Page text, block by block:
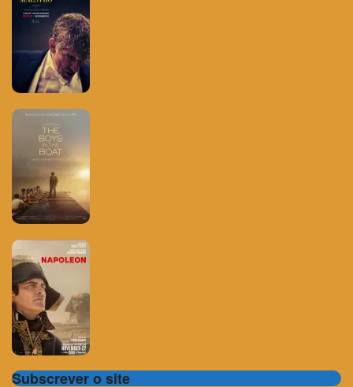
Subscrever o site